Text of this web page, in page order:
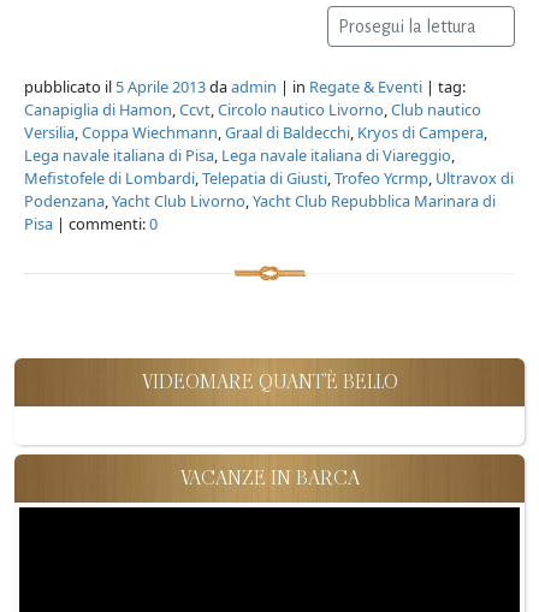
Prosegui la lettura
pubblicato il 5 Aprile 2013daadmin | in Regate & Eventi | tag:
Canapiglia di Hamon,Ccvt,Circolo nautico Livorno,Club nautico
Versilia,Coppa Wiechmann,Graal di Baldecchi, Kryos di Campera,
Lega navale italiana di Pisa, Lega navale italiana di Viareggio,
Mefistofele di Lombardi,Telepatia di Giusti,Trofeo Ycrmp, Ultravox di
Podenzana,Yacht Club Livorno,Yacht Club Repubblica Marinara di
Pisa | commenti:0
VIDEOMARE QUANT'È BELLO
VACANZE IN BARCA